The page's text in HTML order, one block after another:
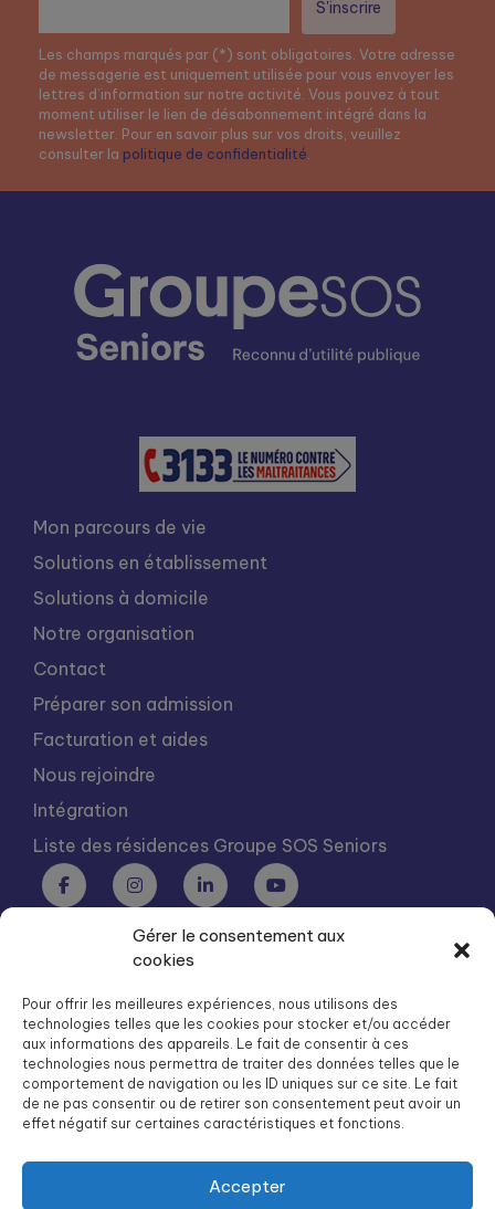
Gérer le consentement aux
cookies
Pour offrir les meilleures expériences, nous utilisons des
technologies telles que les cookies pour stocker et/ou accéder
aux informations des appareils. Le fait de consentir à ces
technologies nous permettra de traiter des données telles que le
comportement de navigation ou les ID uniques sur ce site. Le fait
de ne pas consentir ou de retirer son consentement peut avoir un
effet négatif sur certaines caractéristiques et fonctions.
Accepter
Les champs marqués par (*) sont obligatoires. Votre adresse
de messagerie est uniquement utilisée pour vous envoyer les
lettres d’information sur notre activité. Vous pouvez à tout
moment utiliser le lien de désabonnement intégré dans la
newsletter. Pour en savoir plus sur vos droits, veuillez
consulter la politique de confidentialité
Mon parcours de vie
Solutions en établissement
Solutions à domicile
Notre organisation
Contact
Préparer son admission
Facturation et aides
Nous rejoindre
Intégration
Liste des résidences Groupe SOS Seniors
Groupe SOS Seniors est une association du Groupe SOS
dg.seniors@groupe-sos.org
ARPAVIE est une association du Groupe SOS